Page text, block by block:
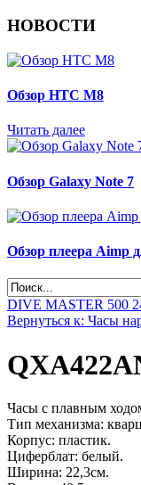
НОВОСТИ
Обзор НТС М8
Читать далее
Обзор Galaxy Note 7
Обзор плеера Aimp
DIVE MASTER 500
Вернуться к: Часы
Часы с плавным
Тип механизма:
Корпус: пластик.
Циферблат: белый.
Ширина: 22,3см.